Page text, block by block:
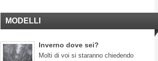
MODELLI
Inverno dove sei?
Molti di voi si staranno chiedendo